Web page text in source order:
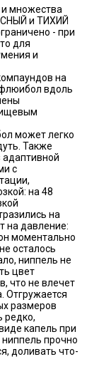
множества
и ТИХИЙ
- при
для
и
на
вдоль
может легко
Также
с
на 48
на
на давление:
моментально
осталось
ниппель не
цвет
что не влечет
Отгружается
размеров
редко,
капель при
прочно
доливать что-